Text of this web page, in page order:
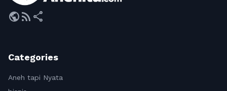
publicrss_feed share
Categories
Aneh tapi Nyata